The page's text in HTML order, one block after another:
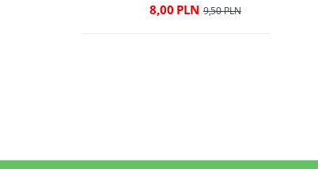
8,00 PLN 9,50 PLN